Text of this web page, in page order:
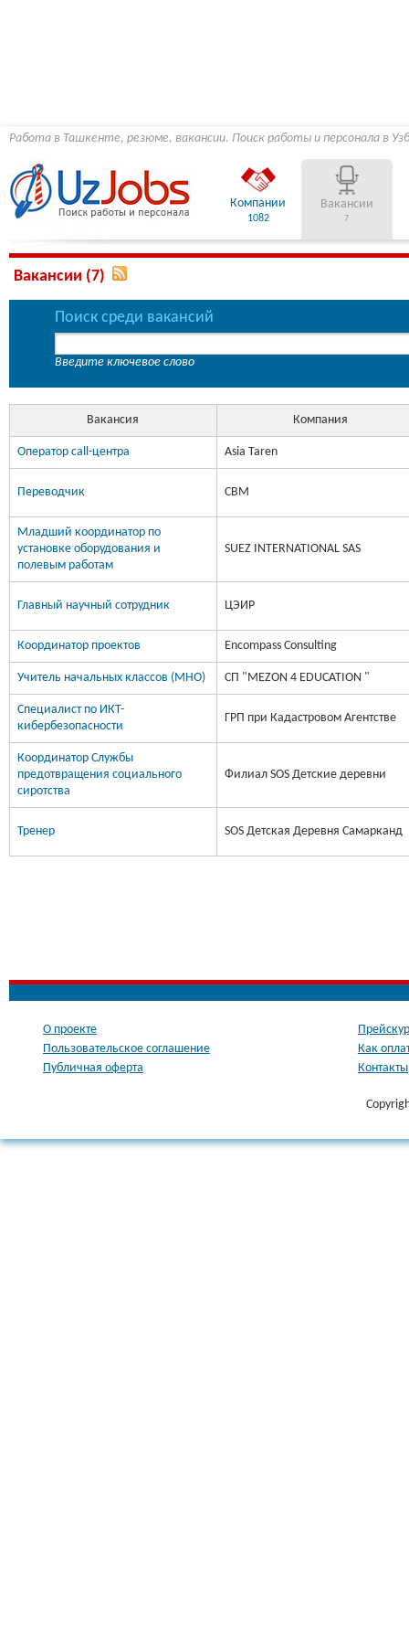
Работа в Ташкенте, резюме, вакансии. Поиск работы и персонала в
Компании
1082
Вакансии
7
Вакансии (7)
Поиск среди вакансий
Введите ключевое слово
Вакансия Компания
Оператор call-центра Asia Taren
Переводчик CBM
Младший координатор по
установке оборудования и
полевым работам
SUEZ INTERNATIONAL SAS
Главный научный сотрудник ЦЭИР
Координатор проектов Encompass Consulting
Учитель начальных классов (МНО) СП "MEZON 4 EDUCATION "
Специалист по ИКТ-
кибербезопасности
ГРП при Кадастровом Агентстве
Координатор Службы
предотвращения социального
сиротства
Филиал SOS Детские деревни
Тренер SOS Детская Деревня Самарканд
О проекте
Пользовательское соглашение
Публичная оферта
Как
Контакты